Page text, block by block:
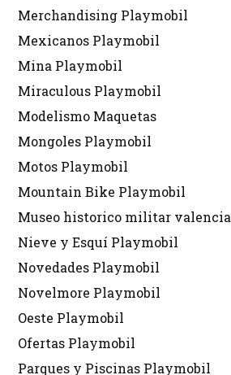
Merchandising Playmobil
Mexicanos Playmobil
Mina Playmobil
Miraculous Playmobil
Modelismo Maquetas
Mongoles Playmobil
Motos Playmobil
Mountain Bike Playmobil
Museo historico militar valencia
Nieve y Esquí Playmobil
Novedades Playmobil
Novelmore Playmobil
Oeste Playmobil
Ofertas Playmobil
Parques y Piscinas Playmobil